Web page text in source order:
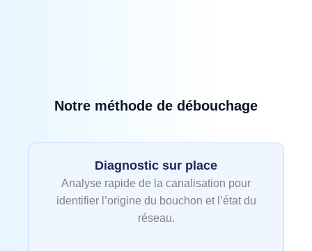
Notre méthode de débouchage
Diagnostic sur place
Analyse rapide de la canalisation pour
identifier l’origine du bouchon et l’état du
réseau.